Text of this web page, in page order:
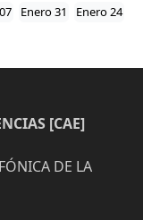
Enero 31
Enero 24
[CAE]
DE LA